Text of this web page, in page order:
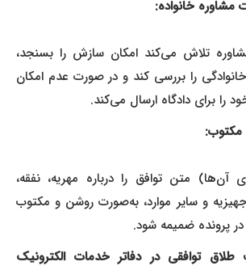
خانواده:
تلاش می‌کند امکان سازش را بسنجد،
را بررسی کند و در صورت عدم امکان
برای دادگاه ارسال می‌کند.
متن توافق را درباره مهریه، نفقه،
و سایر موارد، به‌صورت روشن و مکتوب
پرونده ضمیمه شود.
توافقی در دفاتر خدمات الکترونیک